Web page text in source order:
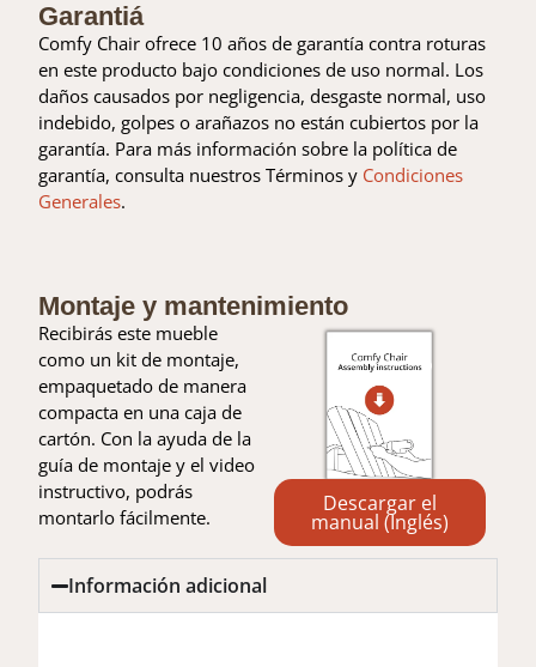
Garantiá
Comfy Chair ofrece 10 años de garantía contra roturas
en este producto bajo condiciones de uso normal. Los
daños causados por negligencia, desgaste normal, uso
indebido, golpes o arañazos no están cubiertos por la
garantía. Para más información sobre la política de
garantía, consulta nuestros Términos y Condiciones
Generales.
Montaje y mantenimiento
Recibirás este mueble
como un kit de montaje,
empaquetado de manera
compacta en una caja de
cartón. Con la ayuda de la
guía de montaje y el video
instructivo, podrás
montarlo fácilmente.
Descargar el
manual (Inglés)
Información adicional